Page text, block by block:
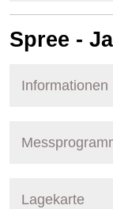
Spree -
Informationen
Nummer
Stoffgruppe
Lagekarte